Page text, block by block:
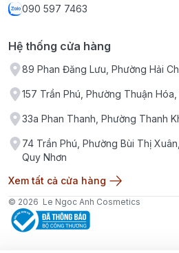
090 597 7463
Hệ thống cửa hàng
89 Phan Đăng Lưu, Phường Hải
157 Trần Phú, Phường Thuận
33a Phan Thanh, Phường Thanh
74 Trần Phú, Phường Bùi Thị
Quy Nhơn
Xem tất cả cửa hàng
© 2026 Le Ngoc Anh Cosmetics